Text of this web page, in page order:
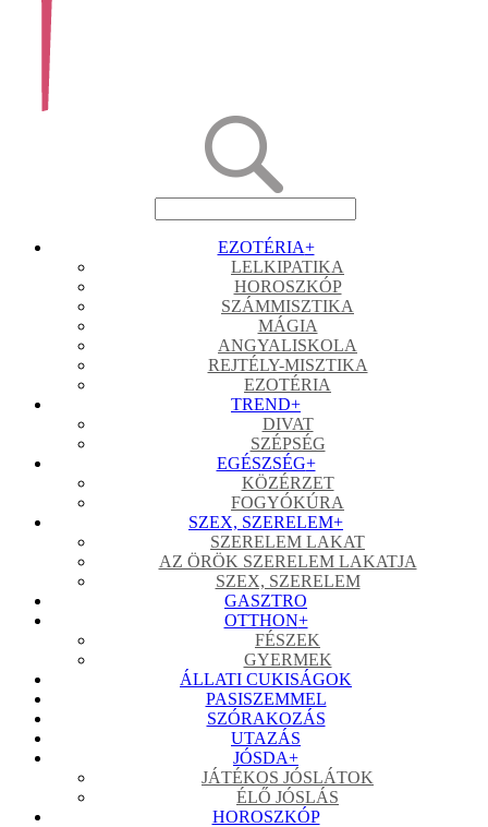
EZOTÉRIA+
LELKIPATIKA
HOROSZKÓP
SZÁMMISZTIKA
MÁGIA
ANGYALISKOLA
REJTÉLY-MISZTIKA
EZOTÉRIA
TREND+
DIVAT
SZÉPSÉG
EGÉSZSÉG+
KÖZÉRZET
FOGYÓKÚRA
SZEX, SZERELEM+
SZERELEM LAKAT
AZ ÖRÖK SZERELEM LAKATJA
SZEX, SZERELEM
GASZTRO
OTTHON+
FÉSZEK
GYERMEK
ÁLLATI CUKISÁGOK
PASISZEMMEL
SZÓRAKOZÁS
UTAZÁS
JÓSDA+
JÁTÉKOS JÓSLÁTOK
ÉLŐ JÓSLÁS
HOROSZKÓP